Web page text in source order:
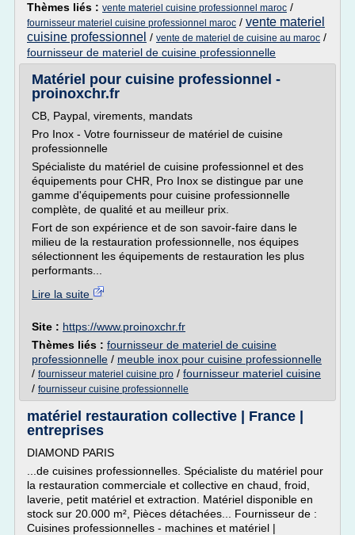
Thèmes liés : vente materiel cuisine professionnel maroc /
fournisseur materiel cuisine professionnel maroc / vente materiel
cuisine professionnel / vente de materiel de cuisine au maroc /
fournisseur de materiel de cuisine professionnelle
Matériel pour cuisine professionnel -
proinoxchr.fr
CB, Paypal, virements, mandats
Pro Inox - Votre fournisseur de matériel de cuisine
professionnelle
Spécialiste du matériel de cuisine professionnel et des
équipements pour CHR, Pro Inox se distingue par une
gamme d'équipements pour cuisine professionnelle
complète, de qualité et au meilleur prix.
Fort de son expérience et de son savoir-faire dans le
milieu de la restauration professionnelle, nos équipes
sélectionnent les équipements de restauration les plus
performants...
Lire la suite
Site : https://www.proinoxchr.fr
Thèmes liés : fournisseur de materiel de cuisine
professionnelle / meuble inox pour cuisine professionnelle
/ fournisseur materiel cuisine pro / fournisseur materiel cuisine
/ fournisseur cuisine professionnelle
matériel restauration collective | France |
entreprises
DIAMOND PARIS
...de cuisines professionnelles. Spécialiste du matériel pour
la restauration commerciale et collective en chaud, froid,
laverie, petit matériel et extraction. Matériel disponible en
stock sur 20.000 m², Pièces détachées... Fournisseur de :
Cuisines professionnelles - machines et matériel |